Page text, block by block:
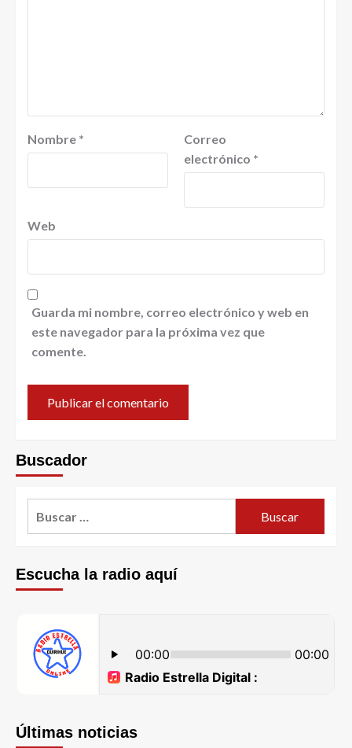
Nombre *
Correo
electrónico *
Web
Guarda mi nombre, correo electrónico y web en
este navegador para la próxima vez que
comente.
Buscador
Escucha la radio aquí
Últimas noticias